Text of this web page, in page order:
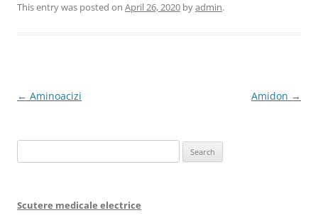
This entry was posted on April 26, 2020 byadmin.
Post
← Aminoacizi Amidon →
for:
Scutere medicale electrice